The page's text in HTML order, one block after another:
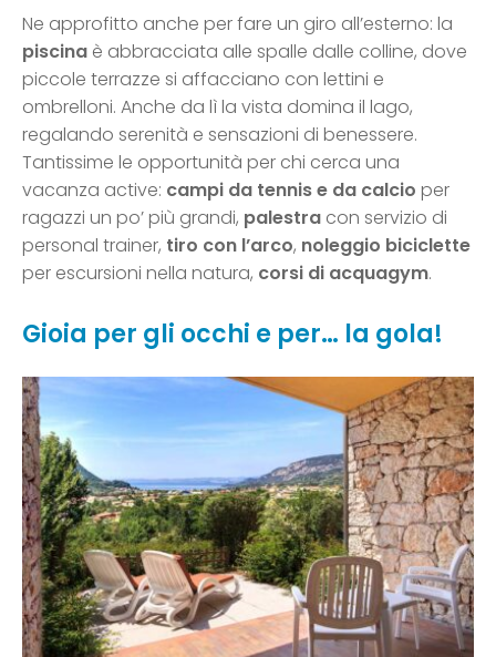
Ne approfitto anche per fare un giro all’esterno: la
piscina è abbracciata alle spalle dalle colline, dove
piccole terrazze si affacciano con lettini e
ombrelloni. Anche da lì la vista domina il lago,
regalando serenità e sensazioni di benessere.
Tantissime le opportunità per chi cerca una
vacanza active: campi da tennis e da calcio per
ragazzi un po’ più grandi, palestra con servizio di
personal trainer, tiro con l’arco, noleggio biciclette
per escursioni nella natura, corsi di acquagym.
Gioia per gli occhi e per… la gola!